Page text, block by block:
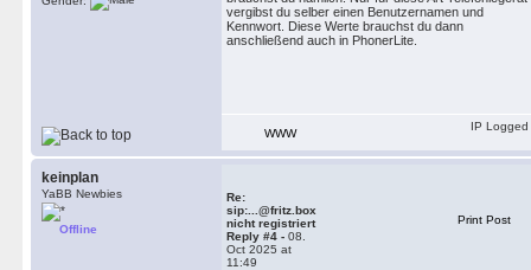
vergibst du selber einen Benutzernamen und
Kennwort. Diese Werte brauchst du dann
anschließend auch in PhonerLite.
WWW
IP Logged
keinplan
YaBB Newbies
Offline
Re:
sip:...@fritz.box
nicht registriert
Reply #4 - 08.
Oct 2025 at
11:49
Print Post